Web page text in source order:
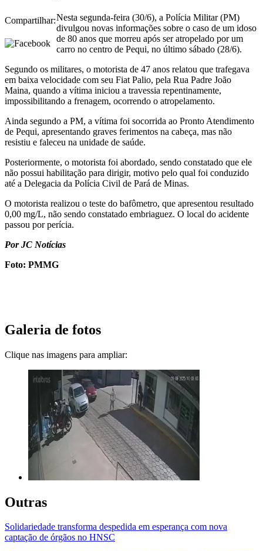
Compartilhar:Nesta segunda-feira (30/6), a Polícia Militar (PM)
divulgou novas informações sobre o caso de um idoso
de 80 anos que morreu após ser atropelado por um
carro no centro de Pequi, no último sábado (28/6).
Segundo os militares, o motorista de 47 anos relatou que trafegava
em baixa velocidade com seu Fiat Palio, pela Rua Padre João
Maina, quando a vítima iniciou a travessia repentinamente,
impossibilitando a frenagem, ocorrendo o atropelamento.
Ainda segundo a PM, a vítima foi socorrida ao Pronto Atendimento
de Pequi, apresentando graves ferimentos na cabeça, mas não
resistiu e faleceu na unidade de saúde.
Posteriormente, o motorista foi abordado, sendo constatado que ele
não possui habilitação para dirigir, motivo pelo qual foi conduzido
até a Delegacia da Polícia Civil de Pará de Minas.
O motorista realizou o teste do bafômetro, que apresentou resultado
0,00 mg/L, não sendo constatado embriaguez. O local do acidente
passou por perícia.
Por JC Notícias
Foto: PMMG
Galeria de fotos
Clique nas imagens para ampliar:
Outras
Solidariedade transforma despedida em esperança com nova
captação de órgãos no HNSC